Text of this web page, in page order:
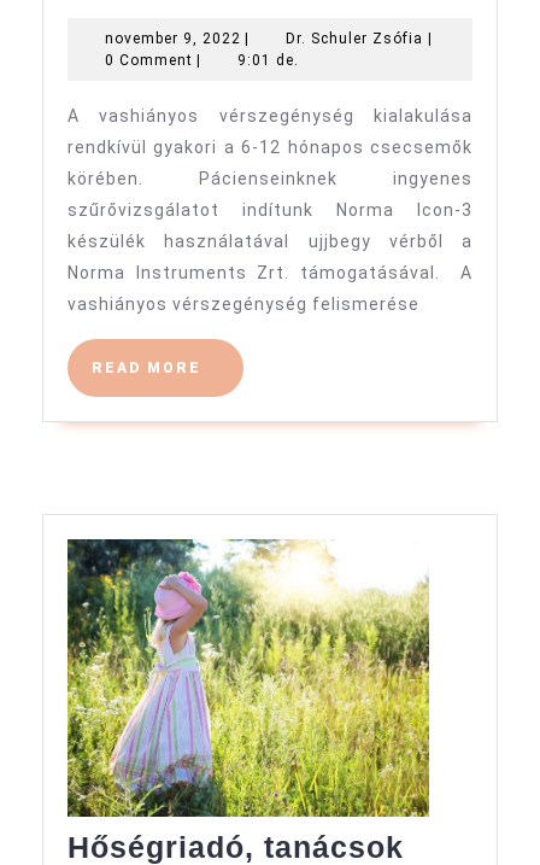
szűrése
12
hónapos
csecsemőknél
november 9, 2022 november
9,
Dr. Schuler Zsófia Dr.
0 Comment
9:01 de.
A vashiányos vérszegénység kialakulása
rendkívül gyakori a 6-12 hónapos csecsemők
körében. Pácienseinknek ingyenes
szűrővizsgálatot indítunk Norma Icon-3
készülék használatával ujjbegy vérből a
Norma Instruments Zrt. támogatásával. A
vashiányos vérszegénység felismerése
READ MORE
READ
MORE
Hőségriadó, tanácsok